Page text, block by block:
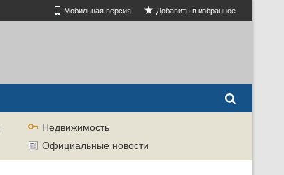
Мобильная версия Добавить в избранное
Недвижимость
Официальные новости